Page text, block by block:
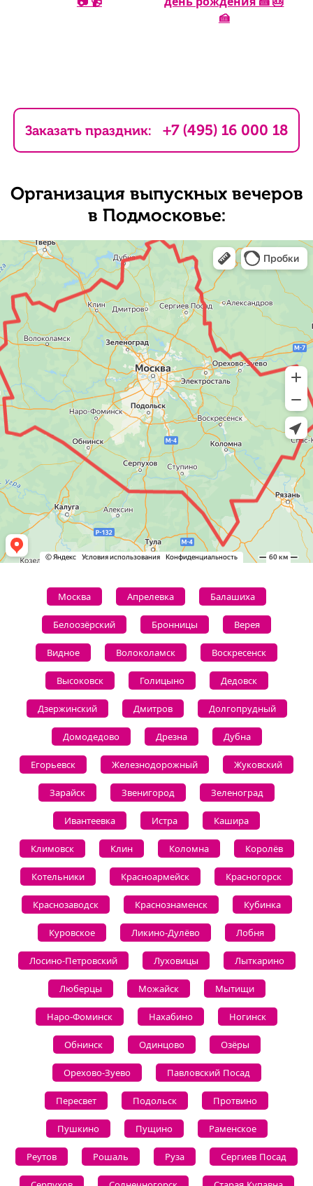
🍰
Заказать праздник: +7 (495) 16 000 18
Организация выпускных вечеров
в Подмосковье:
Москва Апрелевка Балашиха
Белоозёрский Бронницы Верея
Видное Волоколамск Воскресенск
Высоковск Голицыно Дедовск
Дзержинский Дмитров Долгопрудный
Домодедово Дрезна Дубна
Егорьевск Железнодорожный Жуковский
Зарайск Звенигород Зеленоград
Ивантеевка Истра Кашира
Климовск Клин Коломна Королёв
Котельники Красноармейск Красногорск
Краснозаводск Краснознаменск Кубинка
Куровское Ликино-Дулёво Лобня
Лосино-Петровский Луховицы Лыткарино
Люберцы Можайск Мытищи
Наро-Фоминск Нахабино Ногинск
Обнинск Одинцово Озёры
Орехово-Зуево Павловский Посад
Пересвет Подольск Протвино
Пушкино Пущино Раменское
Реутов Рошаль Руза Сергиев Посад